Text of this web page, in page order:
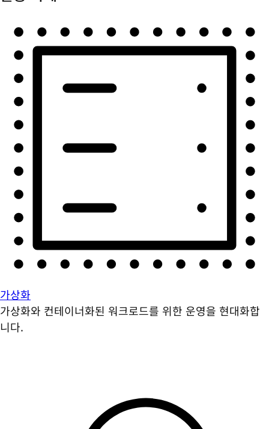
가상화
가상화와 컨테이너화된 워크로드를 위한 운영을 현대화합
니다.